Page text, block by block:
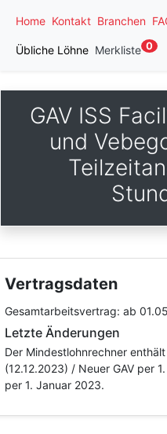
Home Kontakt Branchen
Übliche Löhne Merkliste 0
GAV ISS
und
Vertragsdaten
Gesamtarbeitsvertrag: ab
Letzte Änderungen
Der Mindestlohnrechner
(12.12.2023) / Neuer GAV per
per 1. Januar 2023.